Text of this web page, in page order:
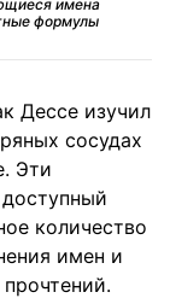
имена
формулы
Дессе изучил
сосудах
Эти
количество
имен и